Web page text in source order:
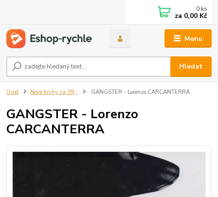
Menu
Hledat
0 ks
za 0,00 Kč
Úvod Nové knihy za 99,- GANGSTER - Lorenzo CARCANTERRA
GANGSTER - Lorenzo
CARCANTERRA